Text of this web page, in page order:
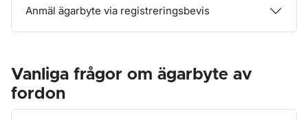
Anmäl ägarbyte via registreringsbevis
Vanliga frågor om ägarbyte av
fordon